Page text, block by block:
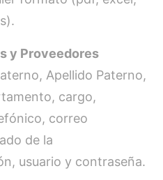
y Proveedores
Apellido Paterno,
cargo,
correo
de la
usuario y contraseña.